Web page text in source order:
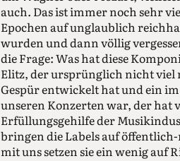
auch. Das ist immer noch sehr
Epochen auf unglaublich
wurden und dann völlig
die Frage: Was hat diese
Elitz, der ursprünglich nicht viel
Gespür entwickelt hat und ein
unseren Konzerten war, der hat
Erfüllungsgehilfe der
bringen die Labels auf
mit uns setzen sie ein wenig auf